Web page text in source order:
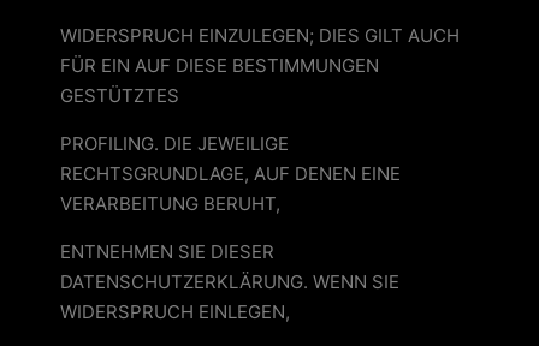
WIDERSPRUCH EINZULEGEN; DIES GILT AUCH
FÜR EIN AUF DIESE BESTIMMUNGEN
GESTÜTZTES
PROFILING. DIE JEWEILIGE
RECHTSGRUNDLAGE, AUF DENEN EINE
VERARBEITUNG BERUHT,
ENTNEHMEN SIE DIESER
DATENSCHUTZERKLÄRUNG. WENN SIE
WIDERSPRUCH EINLEGEN,